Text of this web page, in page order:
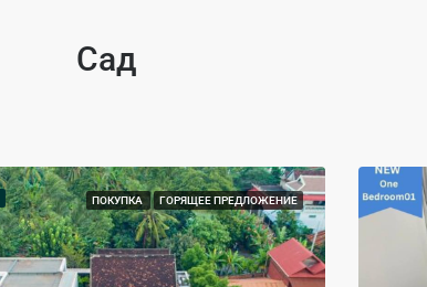
Сад
ПОКУПКА ГОРЯЩЕЕ ПРЕДЛОЖЕНИЕ
ПОКУПКА РЕКОМЕНДУЕМ